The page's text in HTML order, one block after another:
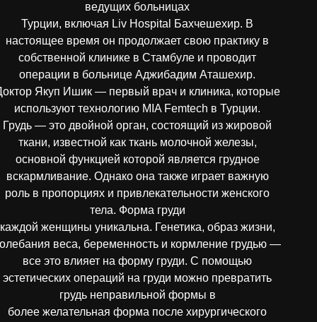
ведущих больницах
Турции, включая Liv Hospital Бахчешехир. В
настоящее время он продолжает свою практику в
собственной клинике в Стамбуле и проводит
операции в больнице Аджибадим Аташехир.
Якуп Ишик — первый врач и клиника, которые
используют технологию MIA Femtech в Турции.
Грудь — это двойной орган, состоящий из жировой
ткани, известной как ткань молочной железы,
основной функцией которой является грудное
вскармливание. Однако она также играет важную
роль в пропорциях и привлекательности женского
тела. Форма груди
каждой женщины уникальна. Генетика, образ жизни,
веса, беременность и кормление грудью —
все это влияет на форму груди. С помощью
эстетических операций на груди можно превратить
грудь неправильной формы в
более желательная форма после хирургического